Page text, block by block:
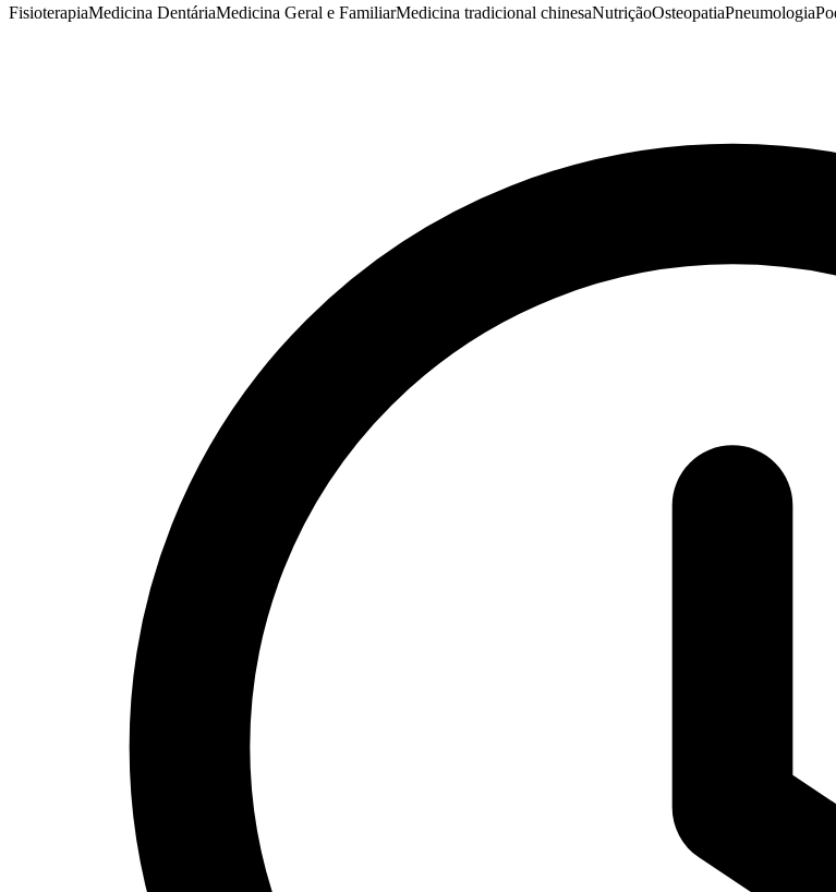
FisioterapiaMedicina DentáriaMedicina Geral e FamiliarMedicina tradicional chinesaNutriçãoOsteopatiaPneumologia